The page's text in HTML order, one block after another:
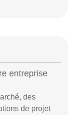
entreprise
des
de projet